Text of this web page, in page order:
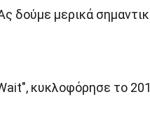
δούμε μερικά
κυκλοφόρησε το